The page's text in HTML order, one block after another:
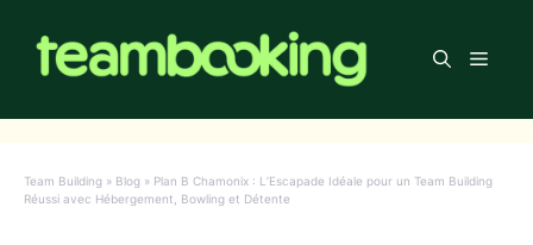
contenu
Menu
Team Building » Blog » Plan B Chamonix : L’Escapade Idéale pour un Team Building
Réussi avec Hébergement, Bowling et Détente